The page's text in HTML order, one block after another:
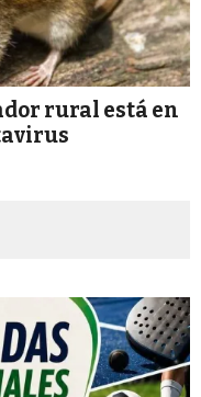
rural está en